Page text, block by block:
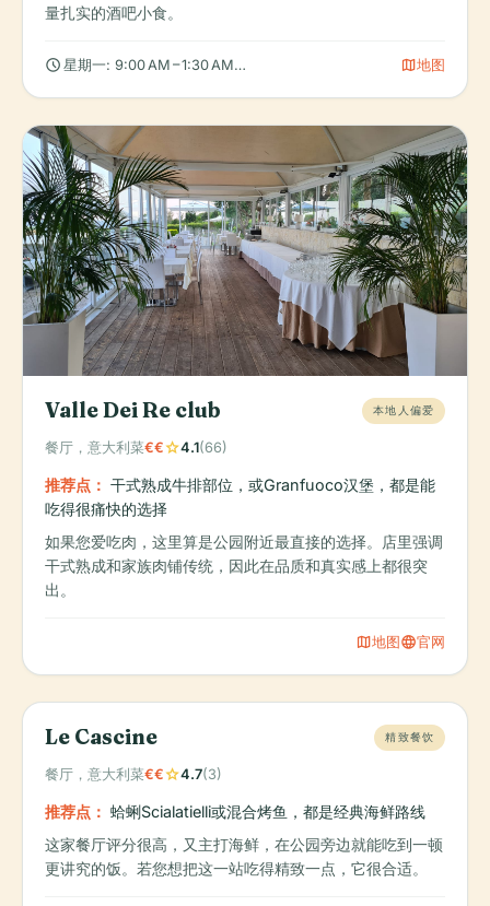
量扎实的酒吧小食。
schedule 星期一: 9:00 AM – 1:30 AM, 星期二: 9:00 AM – 1:30 AM, 星期三:
map地图
Valle Dei Re club 本地人偏爱
餐厅，意大利菜€€star4.1(66)
推荐点： 干式熟成牛排部位，或Granfuoco汉堡，都是能
吃得很痛快的选择
如果您爱吃肉，这里算是公园附近最直接的选择。店里强调
干式熟成和家族肉铺传统，因此在品质和真实感上都很突
出。
map地图language官网
Le Cascine 精致餐饮
餐厅，意大利菜€€star4.7(3)
推荐点： 蛤蜊Scialatielli或混合烤鱼，都是经典海鲜路线
这家餐厅评分很高，又主打海鲜，在公园旁边就能吃到一顿
更讲究的饭。若您想把这一站吃得精致一点，它很合适。